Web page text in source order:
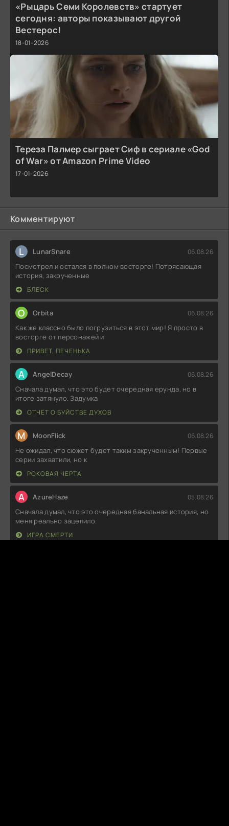
«Рыцарь Семи Королевств» стартует
сегодня: авторы показывают другой
Вестерос!
18-01-2026
Тереза Палмер сыграет Сиф в сериале «God
of War» от Amazon Prime Video
17-01-2026
Комментируют
L LunarSnare 06.08.26
Посмотрел и остался в полном восторге! Потрясающая
история, закрученные
БЛЕСК
O Orbita 06.08.26
Как же классно было погрузиться в этот мир! Я просто в
восторге от персонажей и
ПРИВЕТ, ПЕЧЕНЬКА
A AngelDecay 06.08.26
Сначала думал, что это будет очередная ерунда, но в
итоге затянуло. Задумка
ОТЧЁТ О БУЙСТВЕ ДУХОВ
M MoonFlick 06.08.26
Не ожидал, что сюжет будет таким закрученным! Первые
серии захватили, но к
РОКОВАЯ ЧЕРТА
A AzureHaze 05.08.26
Сначала думал, что это очередная банальная история, но
меня реально зацепило.
ИГРА СМЕРТИ